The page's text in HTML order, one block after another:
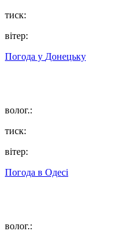
тиск:
вітер:
Погода у Донецьку
волог.:
тиск:
вітер:
Погода в Одесі
волог.: